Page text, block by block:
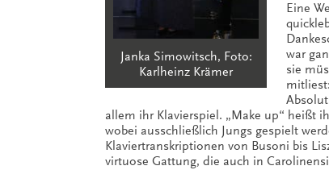
Janka Simowitsch, Foto:
Karlheinz Krämer
Eine
war
sie
allem ihr Klavierspiel. „Make up“ heißt
wobei ausschließlich Jungs gespielt
Klaviertranskriptionen von Busoni bis
virtuose Gattung, die auch in